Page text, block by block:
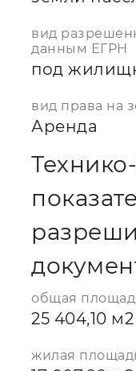
вид
данным ЕГРН
под
вид права на
Аренда
общая
25 404,10 м2
жилая